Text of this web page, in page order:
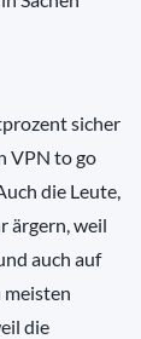
sicher
VPN to go
die Leute,
ärgern, weil
auch auf
meisten
die